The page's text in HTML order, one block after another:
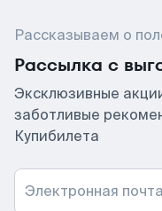
Рассказываем о
Рассылка с
Эксклюзивные
заботливые
Купибилета
Электронная почта